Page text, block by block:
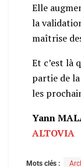
Elle
la
maîtrise
Et c’est là
partie de
les
Yann
ALTOVIA
Mots clés :